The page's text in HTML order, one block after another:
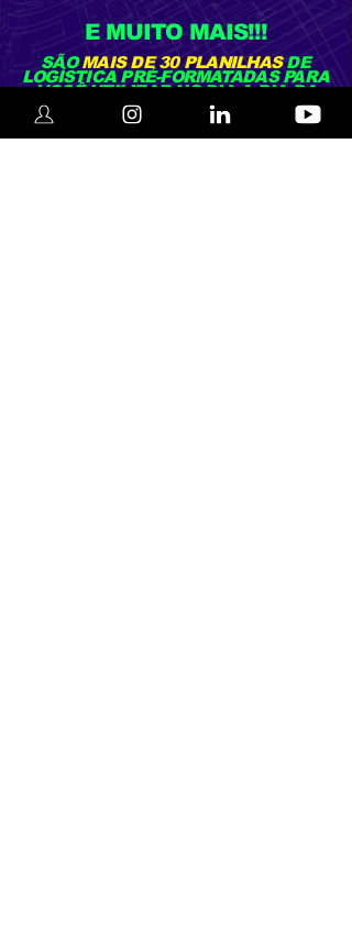
E MUITO MAIS!!!
SÃOMAIS DE 30 PLANILHASDE
LOGÍSTICA PRÉ-FORMATADAS PARA
VOCÊ UTILIZAR NO DIA A DIA DA
LOGÍSTICA.